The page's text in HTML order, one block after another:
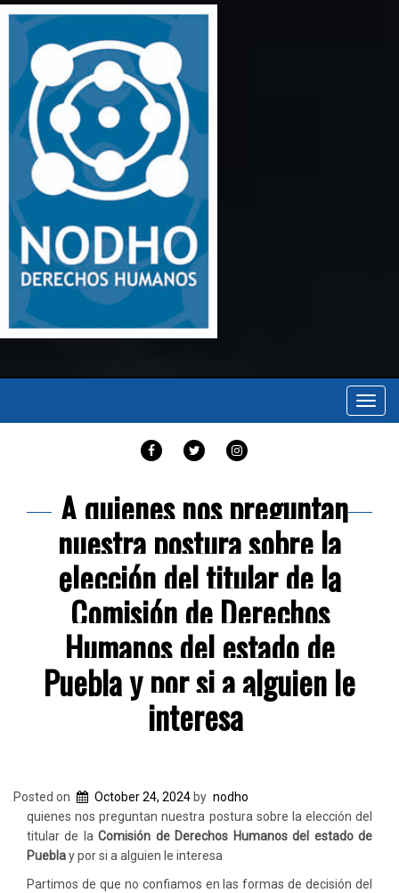
FACEBOOKTWITTER
A quienes nos preguntan
nuestra postura sobre la
elección del titular de la
Comisión de Derechos
Humanos del estado de
Puebla y por si a alguien le
interesa
Posted on October 24, 2024 by nodho
quienes nos preguntan nuestra postura sobre la elección del
titular de laComisión de Derechos Humanos del estado de
Pueblay por si a alguien le interesa
Partimos de que no confiamos en las formas de decisión del